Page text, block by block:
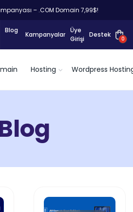
– .COM Domain 7,99$!
Blog
Kampanyalar
Üye
Girişi
Destek
0
Hosting Wordpress